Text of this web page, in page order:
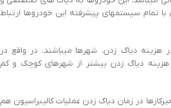
با تمام سیستمهای پیشرفته این خودروها ارتباط
هزینه دیاگ زدن. شهرها میباشند. در واقع در
دیاگ زدن بیشتر از شهرهای کوچک و کم
در زمان دیاگ زدن عملیات کالیبراسیون هم